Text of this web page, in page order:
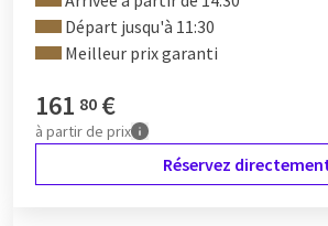
Départ jusqu'à 11:30
Meilleur prix garanti
161 80 €
à partir de prix
Réservez